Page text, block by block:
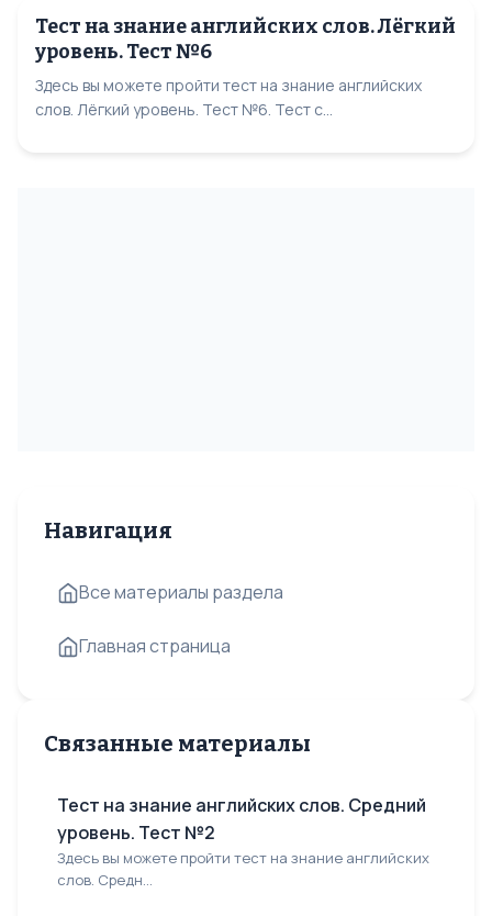
Тест на знание английских слов. Лёгкий
уровень. Тест №6
Здесь вы можете пройти тест на знание английских
слов. Лёгкий уровень. Тест №6. Тест с...
Навигация
Все материалы раздела
Главная страница
Связанные материалы
Тест на знание английских слов. Средний
уровень. Тест №2
Здесь вы можете пройти тест на знание английских
слов. Средн...